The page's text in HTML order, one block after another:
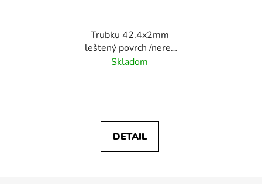
Trubku 42.4x2mm
leštený povrch /nerez
AISI304
Skladom
DETAIL